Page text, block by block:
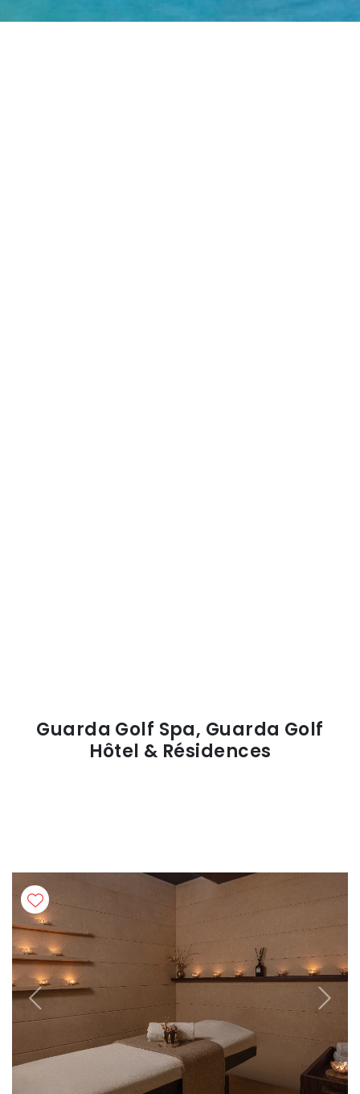
Guarda Golf Spa, Guarda Golf
Hôtel & Résidences
Previous Next